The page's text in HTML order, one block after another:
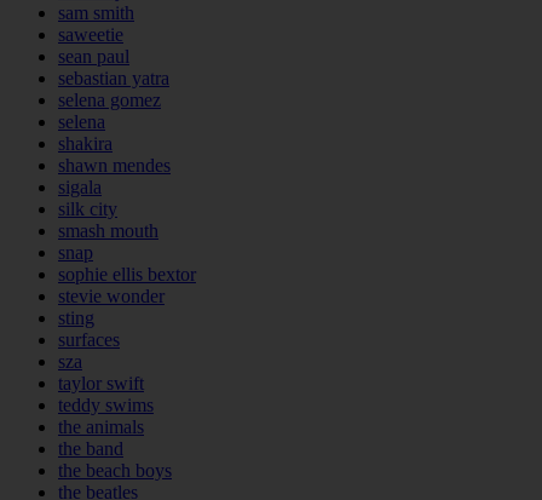
sam smith
saweetie
sean paul
sebastian yatra
selena gomez
selena
shakira
shawn mendes
sigala
silk city
smash mouth
snap
sophie ellis bextor
stevie wonder
sting
surfaces
sza
taylor swift
teddy swims
the animals
the band
the beach boys
the beatles